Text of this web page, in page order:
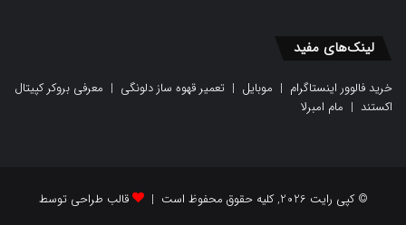
لینک‌های مفید
خرید فالوور اینستاگرام | موبایل | تعمیر قهوه ساز دلونگی | معرفی بروکر کپیتال
اکستند | مام امبرلا
© کپی رایت 2026, کلیه حقوق محفوظ است | قالب طراحی توسط